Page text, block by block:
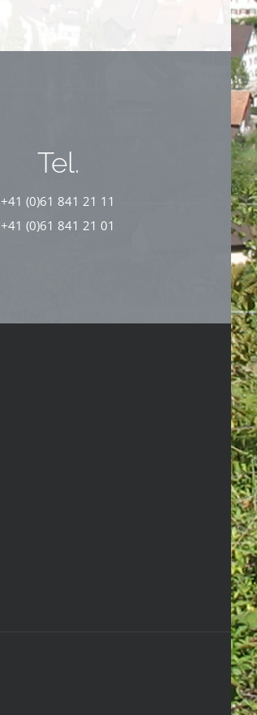
Tel.
+41 (0)61 841 21 11
+41 (0)61 841 21 01